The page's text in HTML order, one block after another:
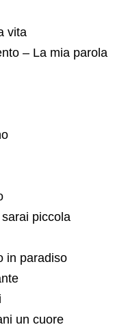
vita
– La mia parola
piccola
in paradiso
un cuore